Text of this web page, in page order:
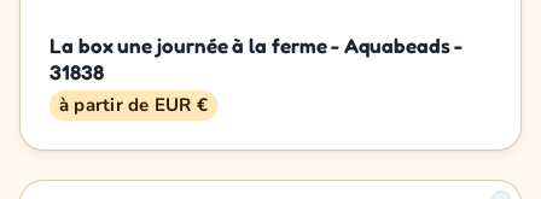
La box une journée à la ferme - Aquabeads -
31838
à partir de EUR €